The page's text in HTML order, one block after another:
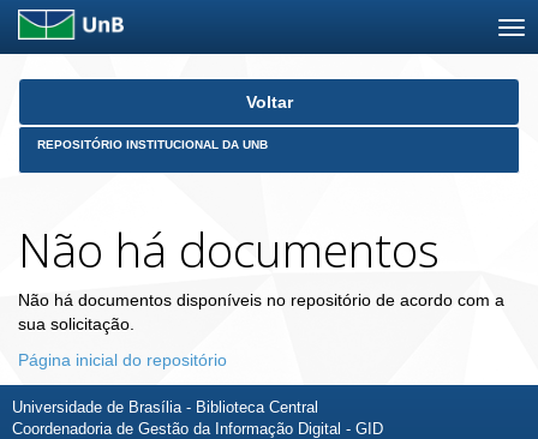
Skip
Voltar
REPOSITÓRIO INSTITUCIONAL DA UNB
Não há documentos
Não há documentos disponíveis no repositório de acordo com a
sua solicitação.
Página inicial do repositório
Universidade de Brasília - Biblioteca Central
Coordenadoria de Gestão da Informação Digital - GID